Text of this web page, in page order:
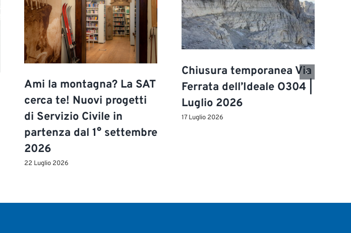
Ami la montagna? La SAT
cerca te! Nuovi progetti
di Servizio Civile in
partenza dal 1° settembre
2026
22 Luglio 2026
Chiusura temporanea Via
Ferrata dell’Ideale O304 |
Luglio 2026
17 Luglio 2026